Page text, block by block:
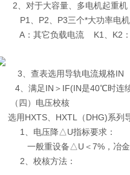
2、对于大容量、多电机起重机
P1、P2、P3三个*大功率电机
A：其它负载电流 K1、K2：转
3、查表选用导轨电流规格IN
4、满足IN＞IF(IN是40℃时连续
（四）电压校核
选用HXTS、HXTL（DHG)系列
1、电压降△U指标要求：
一般重设备△U＜7%，冶金起
2、校核方法：